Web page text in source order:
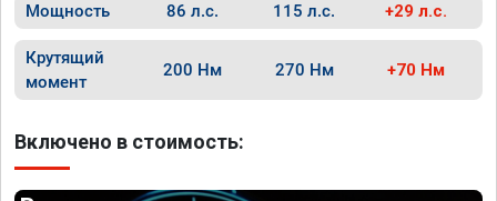
Мощность 86 л.с. 115 л.с. +29 л.с.
Крутящий
момент
200 Нм 270 Нм +70 Нм
Включено в стоимость: